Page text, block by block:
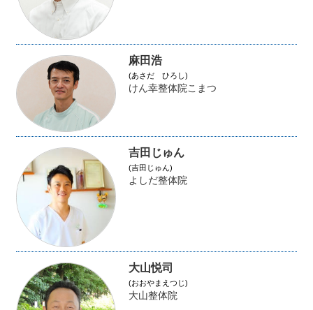
麻田浩
(あさだ ひろし)
けん幸整体院こまつ
吉田じゅん
(吉田じゅん)
よしだ整体院
大山悦司
(おおやまえつじ)
大山整体院